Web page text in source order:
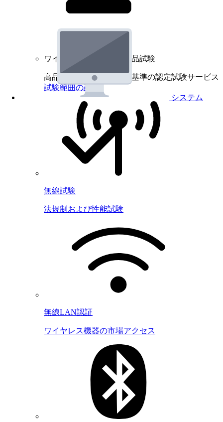
システム
ワイヤレスデバイスの製品試験
高品質規格に基づく国際基準の認定試験サービス
試験範囲の詳細
無線試験
法規制および性能試験
無線LAN認証
ワイヤレス機器の市場アクセス